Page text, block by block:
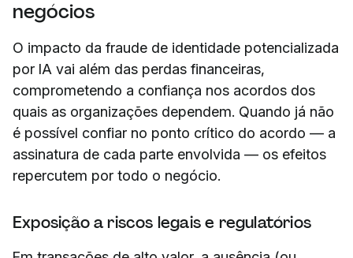
negócios
O impacto da fraude de identidade potencializada
por IA vai além das perdas financeiras,
comprometendo a confiança nos acordos dos
quais as organizações dependem. Quando já não
é possível confiar no ponto crítico do acordo — a
assinatura de cada parte envolvida — os efeitos
repercutem por todo o negócio.
Exposição a riscos legais e regulatórios